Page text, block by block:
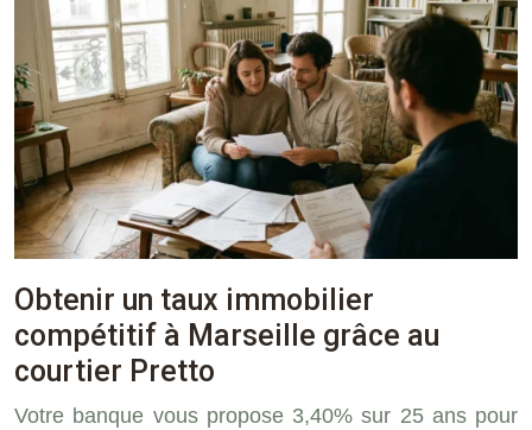
Obtenir un taux immobilier
compétitif à Marseille grâce au
courtier Pretto
Votre banque vous propose 3,40% sur 25 ans pour